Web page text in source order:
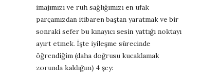
imajımızı ve ruh sağlığımızı en ufak
parçamızdan itibaren baştan yaratmak ve bir
sonraki sefer bu kınayıcı sesin yattığı noktayı
ayırt etmek. İşte iyileşme sürecinde
öğrendiğim (daha doğrusu kucaklamak
zorunda kaldığım) 4 şey: